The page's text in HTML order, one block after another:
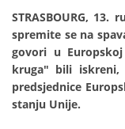
STRASBOURG, 13.
spremite se na
govori u
kruga" bili
predsjednice
stanju Unije.